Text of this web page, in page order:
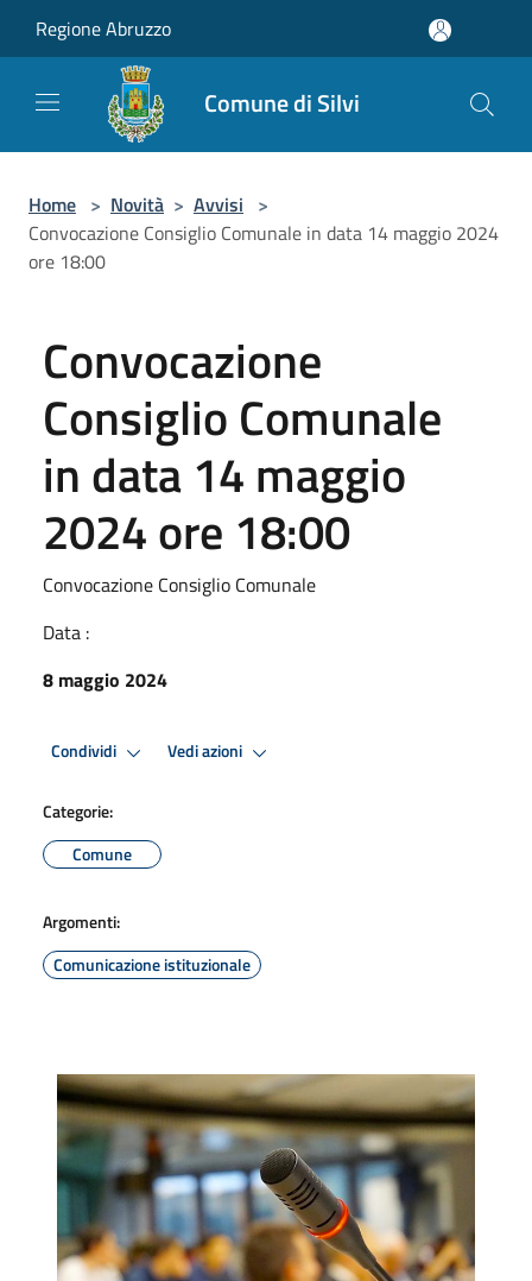
Regione Abruzzo
Comune di Silvi
Home > Novità > Avvisi >
Convocazione Consiglio Comunale in data 14 maggio 2024
ore 18:00
Convocazione
Consiglio Comunale
in data 14 maggio
2024 ore 18:00
Convocazione Consiglio Comunale
Data :
8 maggio 2024
Condividi Vedi azioni
Categorie:
Comune
Argomenti:
Comunicazione istituzionale